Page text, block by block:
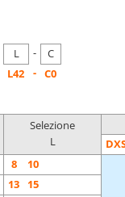
L -
C
L42 - C0
Selezione
L
8
10
13 15